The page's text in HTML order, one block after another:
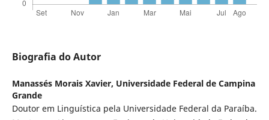
Biografia do Autor
Manassés Morais Xavier, Universidade Federal de Campina
Grande
Doutor em Linguística pela Universidade Federal da Paraíba.